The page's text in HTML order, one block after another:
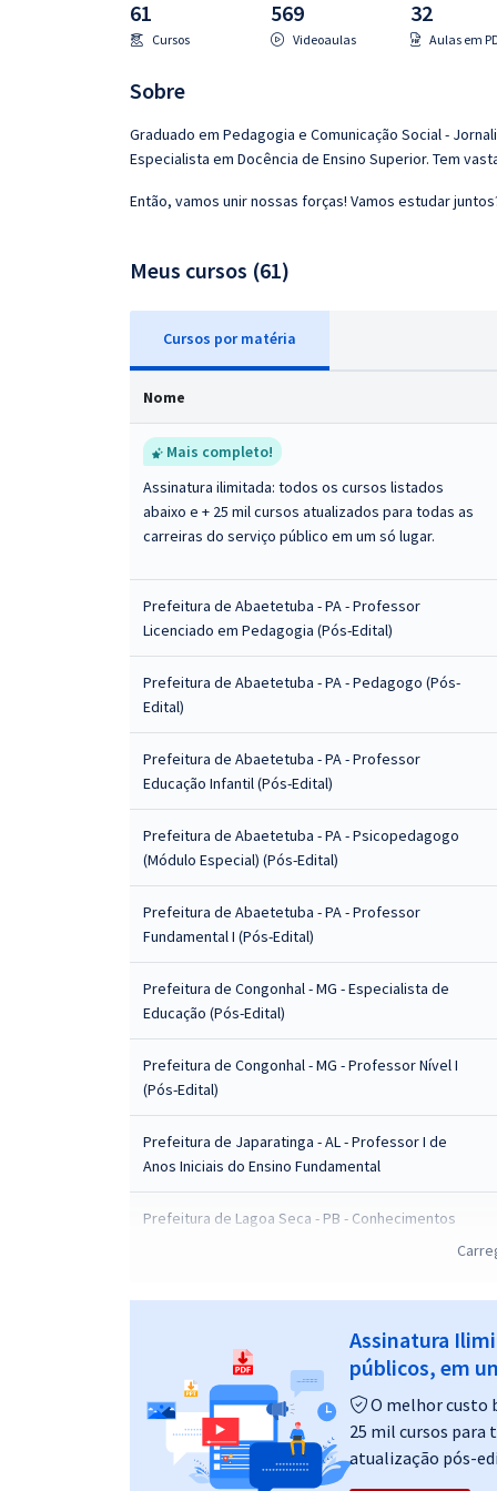
Conteúdo gratuito
61
Cursos
569
Videoaulas
32
Aulas em
Sobre
Graduado em Pedagogia e Comunicação Social -
Especialista em Docência de Ensino Superior. Tem
Então, vamos unir nossas forças! Vamos estudar
Meus cursos (61)
Cursos por matéria
Nome
Mais completo!
Assinatura ilimitada: todos os cursos listados
abaixo e + 25 mil cursos atualizados para todas as
carreiras do serviço público em um só lugar.
Prefeitura de Abaetetuba - PA - Professor
Licenciado em Pedagogia (Pós-Edital)
Prefeitura de Abaetetuba - PA - Pedagogo (Pós-
Edital)
Prefeitura de Abaetetuba - PA - Professor
Educação Infantil (Pós-Edital)
Prefeitura de Abaetetuba - PA - Psicopedagogo
(Módulo Especial) (Pós-Edital)
Prefeitura de Abaetetuba - PA - Professor
Fundamental I (Pós-Edital)
Prefeitura de Congonhal - MG - Especialista de
Educação (Pós-Edital)
Prefeitura de Congonhal - MG - Professor Nível I
(Pós-Edital)
Prefeitura de Japaratinga - AL - Professor I de
Anos Iniciais do Ensino Fundamental
Prefeitura de Lagoa Seca - PB - Conhecimentos
Gerais aos Cargos de Nível Superior (Magistério)
Específicos para o cargo de Professor Educação
Infantil (Pós-Edital)
Prefeitura de Abaetetuba - PA - Conhecimentos
Específicos para o cargo de Professor Licenciado
em Pedagogia (Pós-Edital)
Assinatura
públicos, em
O melhor custo
25 mil cursos para
atualização pós-